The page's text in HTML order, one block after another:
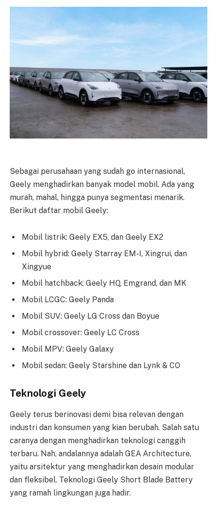
Sebagai perusahaan yang sudah go internasional,
Geely menghadirkan banyak model mobil. Ada yang
murah, mahal, hingga punya segmentasi menarik.
Berikut daftar mobil Geely:
Mobil listrik: Geely EX5, dan Geely EX2
Mobil hybrid: Geely Starray EM-I, Xingrui, dan
Xingyue
Mobil hatchback: Geely HQ, Emgrand, dan MK
Mobil LCGC: Geely Panda
Mobil SUV: Geely LG Cross dan Boyue
Mobil crossover: Geely LC Cross
Mobil MPV: Geely Galaxy
Mobil sedan: Geely Starshine dan Lynk & CO
Teknologi Geely
Geely terus berinovasi demi bisa relevan dengan
industri dan konsumen yang kian berubah. Salah satu
caranya dengan menghadirkan teknologi canggih
terbaru. Nah, andalannya adalah GEA Architecture,
yaitu arsitektur yang menghadirkan desain modular
dan fleksibel. Teknologi Geely Short Blade Battery
yang ramah lingkungan juga hadir.